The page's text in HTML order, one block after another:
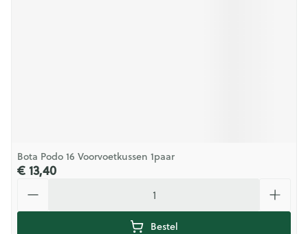
Bota Podo 16 Voorvoetkussen 1paar
€ 13,40
Bestel